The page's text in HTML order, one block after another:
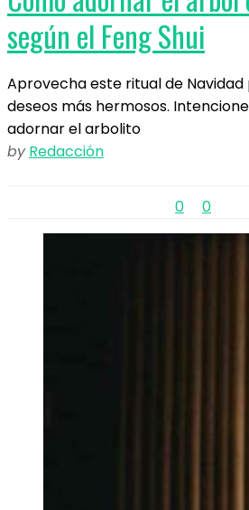
según el Feng Shui
Aprovecha este ritual de
deseos más hermosos.
adornar el arbolito
by Redacción
0 0